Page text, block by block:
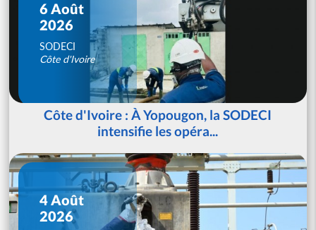
6 Août
2026
SODECI
Côte d'Ivoire
Côte d'Ivoire : À Yopougon, la SODECI
intensifie les opéra...
4 Août
2026